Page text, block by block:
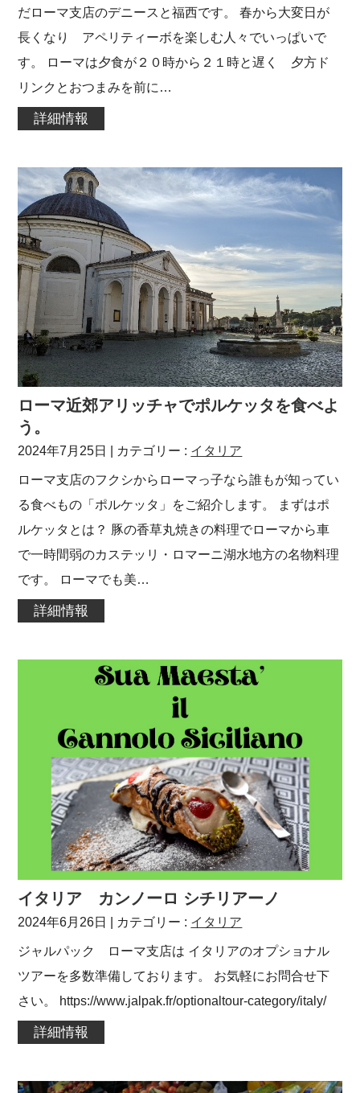
だローマ支店のデニースと福西です。 春から大変日が
長くなり アペリティーボを楽しむ人々でいっぱいで
す。 ローマは夕食が２０時から２１時と遅く 夕方ド
リンクとおつまみを前に…
詳細情報
ローマ近郊アリッチャでポルケッタを食べよ
う。
2024年7月25日 | カテゴリー : イタリア
ローマ支店のフクシからローマっ子なら誰もが知ってい
る食べもの「ポルケッタ」をご紹介します。 まずはポ
ルケッタとは？ 豚の香草丸焼きの料理でローマから車
で一時間弱のカステッリ・ロマーニ湖水地方の名物料理
です。 ローマでも美…
詳細情報
イタリア カンノーロ シチリアーノ
2024年6月26日 | カテゴリー : イタリア
ジャルパック ローマ支店は イタリアのオプショナル
ツアーを多数準備しております。 お気軽にお問合せ下
さい。 https://www.jalpak.fr/optionaltour-category/italy/
詳細情報